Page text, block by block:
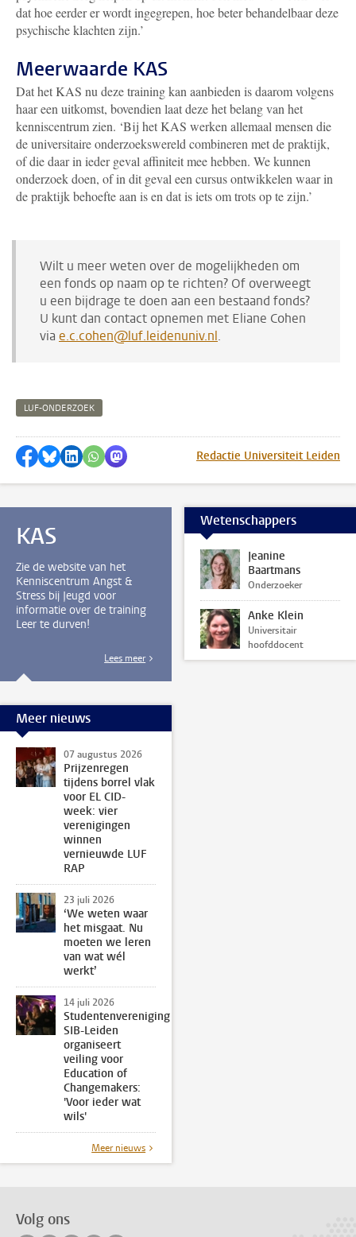
dat hoe eerder er wordt ingegrepen, hoe beter behandelbaar deze
psychische klachten zijn.’
Meerwaarde KAS
Dat het KAS nu deze training kan aanbieden is daarom volgens
haar een uitkomst, bovendien laat deze het belang van het
kenniscentrum zien. ‘Bij het KAS werken allemaal mensen die
de universitaire onderzoekswereld combineren met de praktijk,
of die daar in ieder geval affiniteit mee hebben. We kunnen
onderzoek doen, of in dit geval een cursus ontwikkelen waar in
de praktijk behoefte aan is en dat is iets om trots op te zijn.’
Wilt u meer weten over de mogelijkheden om
een fonds op naam op te richten? Of overweegt
u een bijdrage te doen aan een bestaand fonds?
U kunt dan contact opnemen met Eliane Cohen
via e.c.cohen@luf.leidenuniv.nl.
LUF-ONDERZOEK
Delen op Facebook
Delen via Bluesky
Delen op LinkedIn
Delen via WhatsApp
Delen via MastodonRedactie Universiteit Leiden
KAS
Zie de website van het
Kenniscentrum Angst &
Stress bij Jeugd voor
informatie over de training
Leer te durven!
Lees meer
Wetenschappers
Jeanine
Baartmans
Onderzoeker
Anke Klein
Universitair
hoofddocent
Meer nieuws
07 augustus 2026
Prijzenregen
tijdens borrel vlak
voor EL CID-
week: vier
verenigingen
winnen
vernieuwde LUF
RAP
23 juli 2026
‘We weten waar
het misgaat. Nu
moeten we leren
van wat wél
werkt’
14 juli 2026
Studentenvereniging
SIB-Leiden
organiseert
veiling voor
Education of
Changemakers:
'Voor ieder wat
wils'
Meer nieuws
Volg ons